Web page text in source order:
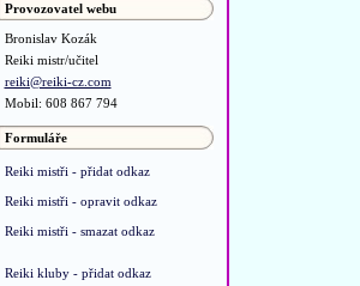
Provozovatel webu
Bronislav Kozák
Reiki mistr/učitel
reiki@reiki-cz.com
Mobil: 608 867 794
Formuláře
Reiki mistři - přidat odkaz
Reiki mistři - opravit odkaz
Reiki mistři - smazat odkaz
Reiki kluby - přidat odkaz